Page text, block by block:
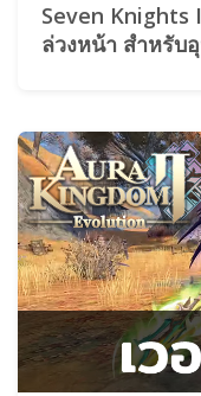
Seven Knights Idle
ล่วงหน้า สำหรับ